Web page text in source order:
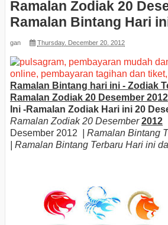
Ramalan Zodiak 20
Ramalan Bintang Hari
gan Thursday, December 20, 2012
Ramalan Bintang hari ini - Zodiak
Ramalan Zodiak 20 Desember 2012
Ini -Ramalan Zodiak Hari ini 20
Ramalan Zodiak 20 Desember 2012
Desember 2012
| Ramalan Bintang
Ramalan Bintang Terbaru Hari ini